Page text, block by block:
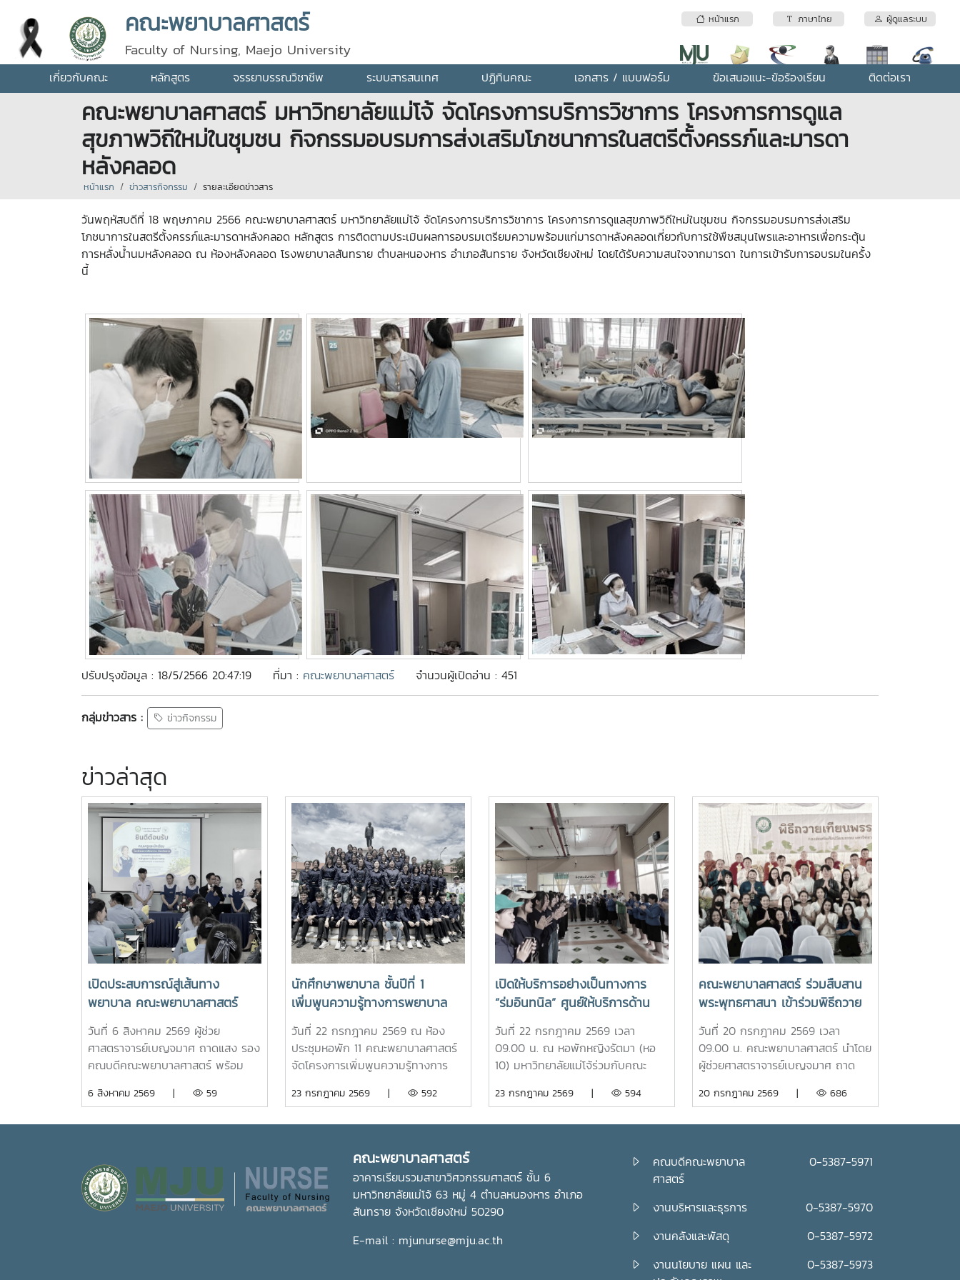
หน้าแรก ภาษาไทย ผู้ดูแลระบบ
คณะพยาบาลศาสตร์
Faculty of Nursing, Maejo University
เกี่ยวกับคณะ หลักสูตร จรรยาบรรณวิชาชีพ ระบบสารสนเทศ ปฏิทินคณะ เอกสาร / แบบฟอร์ม ข้อเสนอแนะ-ข้อร้องเรียน ติดต่อเรา
คณะพยาบาลศาสตร์ มหาวิทยาลัยแม่โจ้ จัดโครงการบริการวิชาการ โครงการการดูแล
สุขภาพวิถีใหม่ในชุมชน กิจกรรมอบรมการส่งเสริมโภชนาการในสตรีตั้งครรภ์และมารดา
หลังคลอด
หน้าแรก ข่าวสารกิจกรรม รายละเอียดข่าวสาร
วันพฤหัสบดีที่ 18 พฤษภาคม 2566 คณะพยาบาลศาสตร์ มหาวิทยาลัยแม่โจ้ จัดโครงการบริการวิชาการ โครงการการดูแลสุขภาพวิถีใหม่ในชุมชน กิจกรรมอบรมการส่งเสริม
โภชนาการในสตรีตั้งครรภ์และมารดาหลังคลอด หลักสูตร การติดตามประเมินผลการอบรมเตรียมความพร้อมแก่มารดาหลังคลอดเกี่ยวกับการใช้พืชสมุนไพรและอาหารเพื่อกระตุ้น
การหลั่งน้ำนมหลังคลอด ณ ห้องหลังคลอด โรงพยาบาลสันทราย ตำบลหนองหาร อำเภอสันทราย จังหวัดเชียงใหม่ โดยได้รับความสนใจจากมารดา ในการเข้ารับการอบรมในครั้ง
นี้
ปรับปรุงข้อมูล : 18/5/2566 20:47:19 ที่มา : คณะพยาบาลศาสตร์ จำนวนผู้เปิดอ่าน : 451
กลุ่มข่าวสาร : ข่าวกิจกรรม
ข่าวล่าสุด
เปิดประสบการณ์สู่เส้นทาง
พยาบาล คณะพยาบาลศาสตร์
ต้อนรับนักเรียนโรงเรียนตาก
พิทยาคมร่วมกิจกรรม "Future
Nurse Portfolio"
วันที่ 6 สิงหาคม 2569 ผู้ช่วย
ศาสตราจารย์เบญจมาศ ถาดแสง รอง
คณบดีคณะพยาบาลศาสตร์ พร้อม
ให้การต้อนรับคณะครูและนักเรียนจาก
E403 ชั้น 4ในการนี้ ผู้ช่วย
ศาสตราจารย์ ดร.ขนิษฐา วิศิษฏ์
เจริญ ประธานอาจารย์หลักสูตร
6 สิงหาคม 2569 | 59
นักศึกษาพยาบาล ชั้นปีที่ 1
เพิ่มพูนความรู้ทางการพยาบาล
เสริมสร้างอัตลักษณ์และความภาค
ภูมิใจในสถาบัน ภายใต้รายวิชา แม่
โจ้วิถีใหม่
วันที่ 22 กรกฎาคม 2569 ณ ห้อง
ประชุมหอพัก 11 คณะพยาบาลศาสตร์
จัดโครงการเพิ่มพูนความรู้ทางการ
ศาสตร์ ชั้นปีที่ 1 เพื่อส่งเสริมให้
มหาวิทยาลัย ตลอดจนปลูกฝังความ
ภาคภูมิใจในความเป็น “ลูกแม่โจ้” ผ่าน
การเรียนรู้จากประสบการณ์จริง ภาย
ใต้รายวิชา แม่โจ้วิถีใหม่ (11701001)ใน
การนี้ รองศาสตราจารย์ ดร.เทพ พงษ์
พานิช นายกสภามหาวิทยาลัยแม่โจ้
23 กรกฎาคม 2569 | 592
เปิดให้บริการอย่างเป็นทางการ
“ร่มอินทนิล” ศูนย์ให้บริการด้าน
การดูแลสุขภาพนักศึกษา ณ
หอพักหญิงรัตมา
วันที่ 22 กรกฎาคม 2569 เวลา
09.00 น. ณ หอพักหญิงรัตมา (หอ
10) มหาวิทยาลัยแม่โจ้ร่วมกับคณะ
อินทนิล” ศูนย์ให้บริการด้านการดูแล
มหาวิทยาลัยแม่โจ้ เป็นประธานในพิธี
พร้อมด้วย บุคลากรงานหอพัก
คณาจารย์ คณะพยาบาลศาสตร์ และ
นักศึกษา เข้าร่วมอย่างพร้อมเพรียง
ห้อง “ร่มอินทนิล” เกิดขึ้นจากความ
คณะพยาบาลศาสตร์ เพื่อเป็นศูนย์ให้
23 กรกฎาคม 2569 | 594
คณะพยาบาลศาสตร์ ร่วมสืบสาน
พระพุทธศาสนา เข้าร่วมพิธีถวาย
เทียนพรรษา ประจำปี 2569
วันที่ 20 กรกฎาคม 2569 เวลา
09.00 น. คณะพยาบาลศาสตร์ นำโดย
ผู้ช่วยศาสตราจารย์เบญจมาศ ถาด
เข้าร่วมพิธีถวายเทียนพรรษา ประจำปี
โจ้ผู้เข้าร่วมพิธีได้ถวายเทียนพรรษาและ
รูป (9 วัด) เพื่อสืบสานและทำนุบำรุง
พระพุทธศาสนา เนื่องในเทศกาลเข้า
พรรษา อันเป็นประเพณีสำคัญของ
เสริมการอนุรักษ์ศิลปวัฒนธรรมและ
20 กรกฎาคม 2569 | 686
คณะพยาบาลศาสตร์
อาคารเรียนรวมสาขาวิศวกรรมศาสตร์ ชั้น 6
มหาวิทยาลัยแม่โจ้ 63 หมู่ 4 ตำบลหนองหาร อำเภอ
สันทราย จังหวัดเชียงใหม่ 50290
E-mail : mjunurse@mju.ac.th
คณบดีคณะพยาบาล
ศาสตร์
0-5387-5971
งานบริหารและธุรการ
0-5387-5970
งานคลังและพัสดุ
0-5387-5972
งานนโยบาย แผน และ
0-5387-5973